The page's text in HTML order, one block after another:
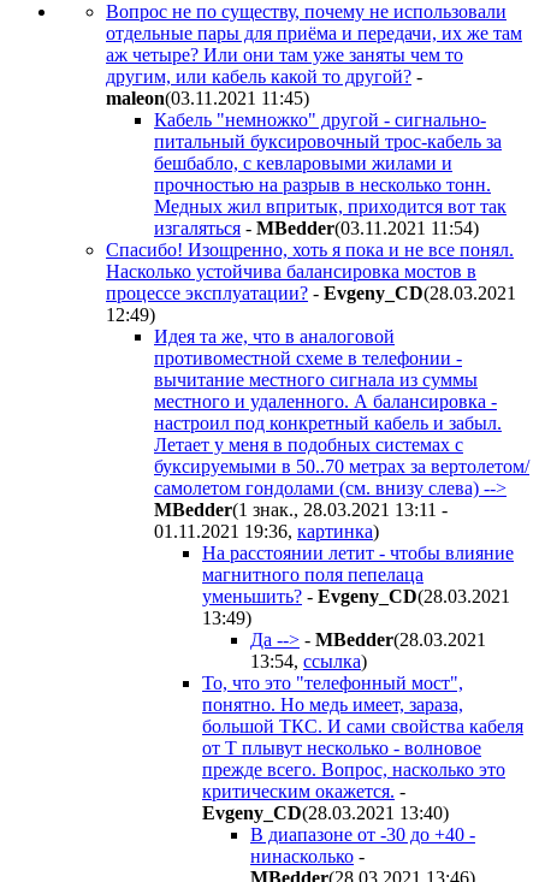
Вопрос не по существу, почему не использовали
отдельные пары для приёма и передачи, их же там
аж четыре? Или они там уже заняты чем то
другим, или кабель какой то другой? -
maleon(03.11.2021 11:45)
Кабель "немножко" другой - сигнально-
питальный буксировочный трос-кабель за
бешбабло, с кевларовыми жилами и
прочностью на разрыв в несколько тонн.
Медных жил впритык, приходится вот так
изгаляться - MBedder(03.11.2021 11:54)
Спасибо! Изощренно, хоть я пока и не все понял.
Насколько устойчива балансировка мостов в
процессе эксплуатации? - Evgeny_CD(28.03.2021
12:49)
Идея та же, что в аналоговой
противоместной схеме в телефонии -
вычитание местного сигнала из суммы
местного и удаленного. А балансировка -
настроил под конкретный кабель и забыл.
Летает у меня в подобных системах с
буксируемыми в 50..70 метрах за вертолетом/
самолетом гондолами (см. внизу слева) -->
MBedder(1 знак., 28.03.2021 13:11 -
01.11.2021 19:36, картинка)
На расстоянии летит - чтобы влияние
магнитного поля пепелаца
уменьшить? - Evgeny_CD(28.03.2021
13:49)
Да --> - MBedder(28.03.2021
13:54, ссылка)
То, что это "телефонный мост",
понятно. Но медь имеет, зараза,
большой ТКС. И сами свойства кабеля
от Т плывут несколько - волновое
прежде всего. Вопрос, насколько это
критическим окажется. -
Evgeny_CD(28.03.2021 13:40)
В диапазоне от -30 до +40 -
нинасколько -